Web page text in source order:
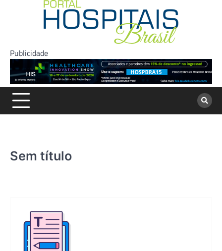
Publicidade
Sem título